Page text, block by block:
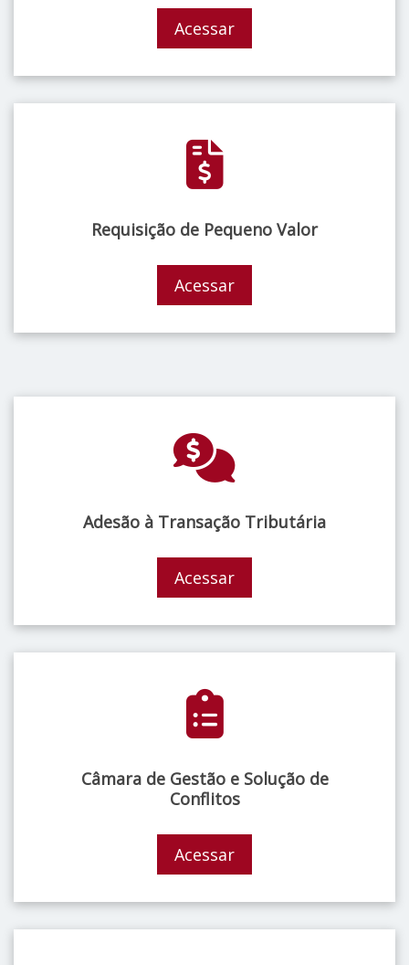
Acessar
Requisição de Pequeno Valor
Acessar
Adesão à Transação Tributária
Acessar
Câmara de Gestão e Solução de
Conflitos
Acessar